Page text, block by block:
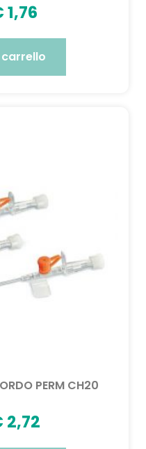
1,76
PERM CH20
2,72